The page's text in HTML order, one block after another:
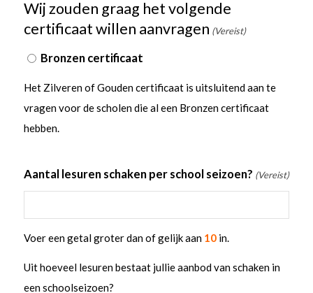
Wij zouden graag het volgende
certificaat willen aanvragen (Vereist)
Bronzen certificaat
Het Zilveren of Gouden certificaat is uitsluitend aan te
vragen voor de scholen die al een Bronzen certificaat
hebben.
Aantal lesuren schaken per school seizoen? (Vereist)
Voer een getal groter dan of gelijk aan 10in.
Uit hoeveel lesuren bestaat jullie aanbod van schaken in
een schoolseizoen?